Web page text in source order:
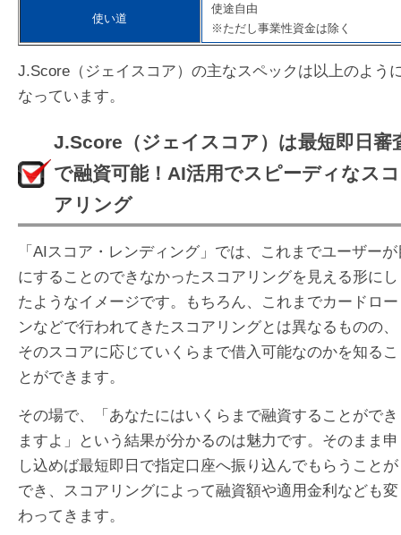
使い道
使途自由
※ただし事業性資金は除く
J.Score（ジェイスコア）の主なスペックは以上のよう
なっています。
J.Score（ジェイスコア）は最短即日審
で融資可能！AI活用でスピーディなスコ
アリング
「AIスコア・レンディング」では、これまでユーザーが
にすることのできなかったスコアリングを見える形にし
たようなイメージです。もちろん、これまでカードロー
ンなどで行われてきたスコアリングとは異なるものの、
そのスコアに応じていくらまで借入可能なのかを知るこ
とができます。
その場で、「あなたにはいくらまで融資することができ
ますよ」という結果が分かるのは魅力です。そのまま申
し込めば最短即日で指定口座へ振り込んでもらうことが
でき、スコアリングによって融資額や適用金利なども変
わってきます。